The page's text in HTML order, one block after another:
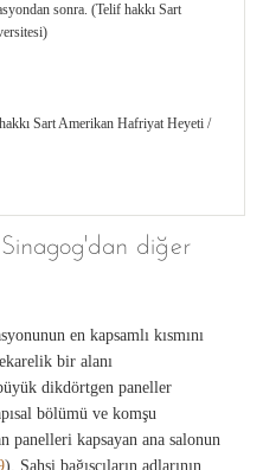
sonra. (Telif hakkı Sart
Sart Amerikan Hafriyat Heyeti /
Sart Amerikan Hafriyat Heyeti /
diğer
en kapsamlı kısmını
bir alanı
dikdörtgen paneller
bölümü ve komşu
panelleri kapsayan ana salonun
). Şahsi bağışcıların adlarının